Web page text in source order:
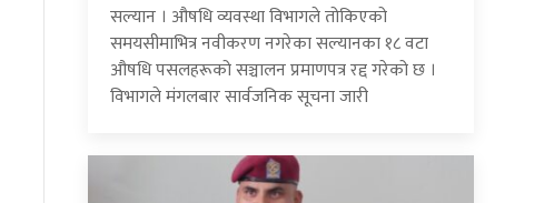
सल्यान । औषधि व्यवस्था विभागले तोकिएको
समयसीमाभित्र नवीकरण नगरेका सल्यानका १८ वटा
औषधि पसलहरूको सञ्चालन प्रमाणपत्र रद्द गरेको छ ।
विभागले मंगलबार सार्वजनिक सूचना जारी